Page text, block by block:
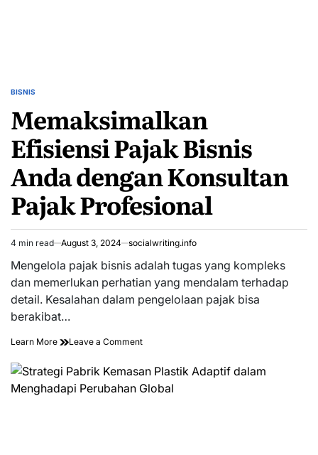
POSTED
BISNIS
Memaksimalkan
Efisiensi Pajak Bisnis
Anda dengan Konsultan
Pajak Profesional
Estimated
read
time
4 min read August 3, 2024 socialwriting.info
Mengelola pajak bisnis adalah tugas yang kompleks
dan memerlukan perhatian yang mendalam terhadap
detail. Kesalahan dalam pengelolaan pajak bisa
berakibat…
Learn More Leave a Commenton
Efisiensi
Bisnis